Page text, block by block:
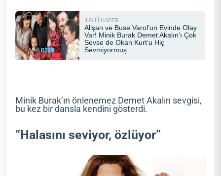
Minik Burak’ın önlenemez Demet Akalın sevgisi,
bu kez bir dansla kendini gösterdi.
“Halasını seviyor, özlüyor”